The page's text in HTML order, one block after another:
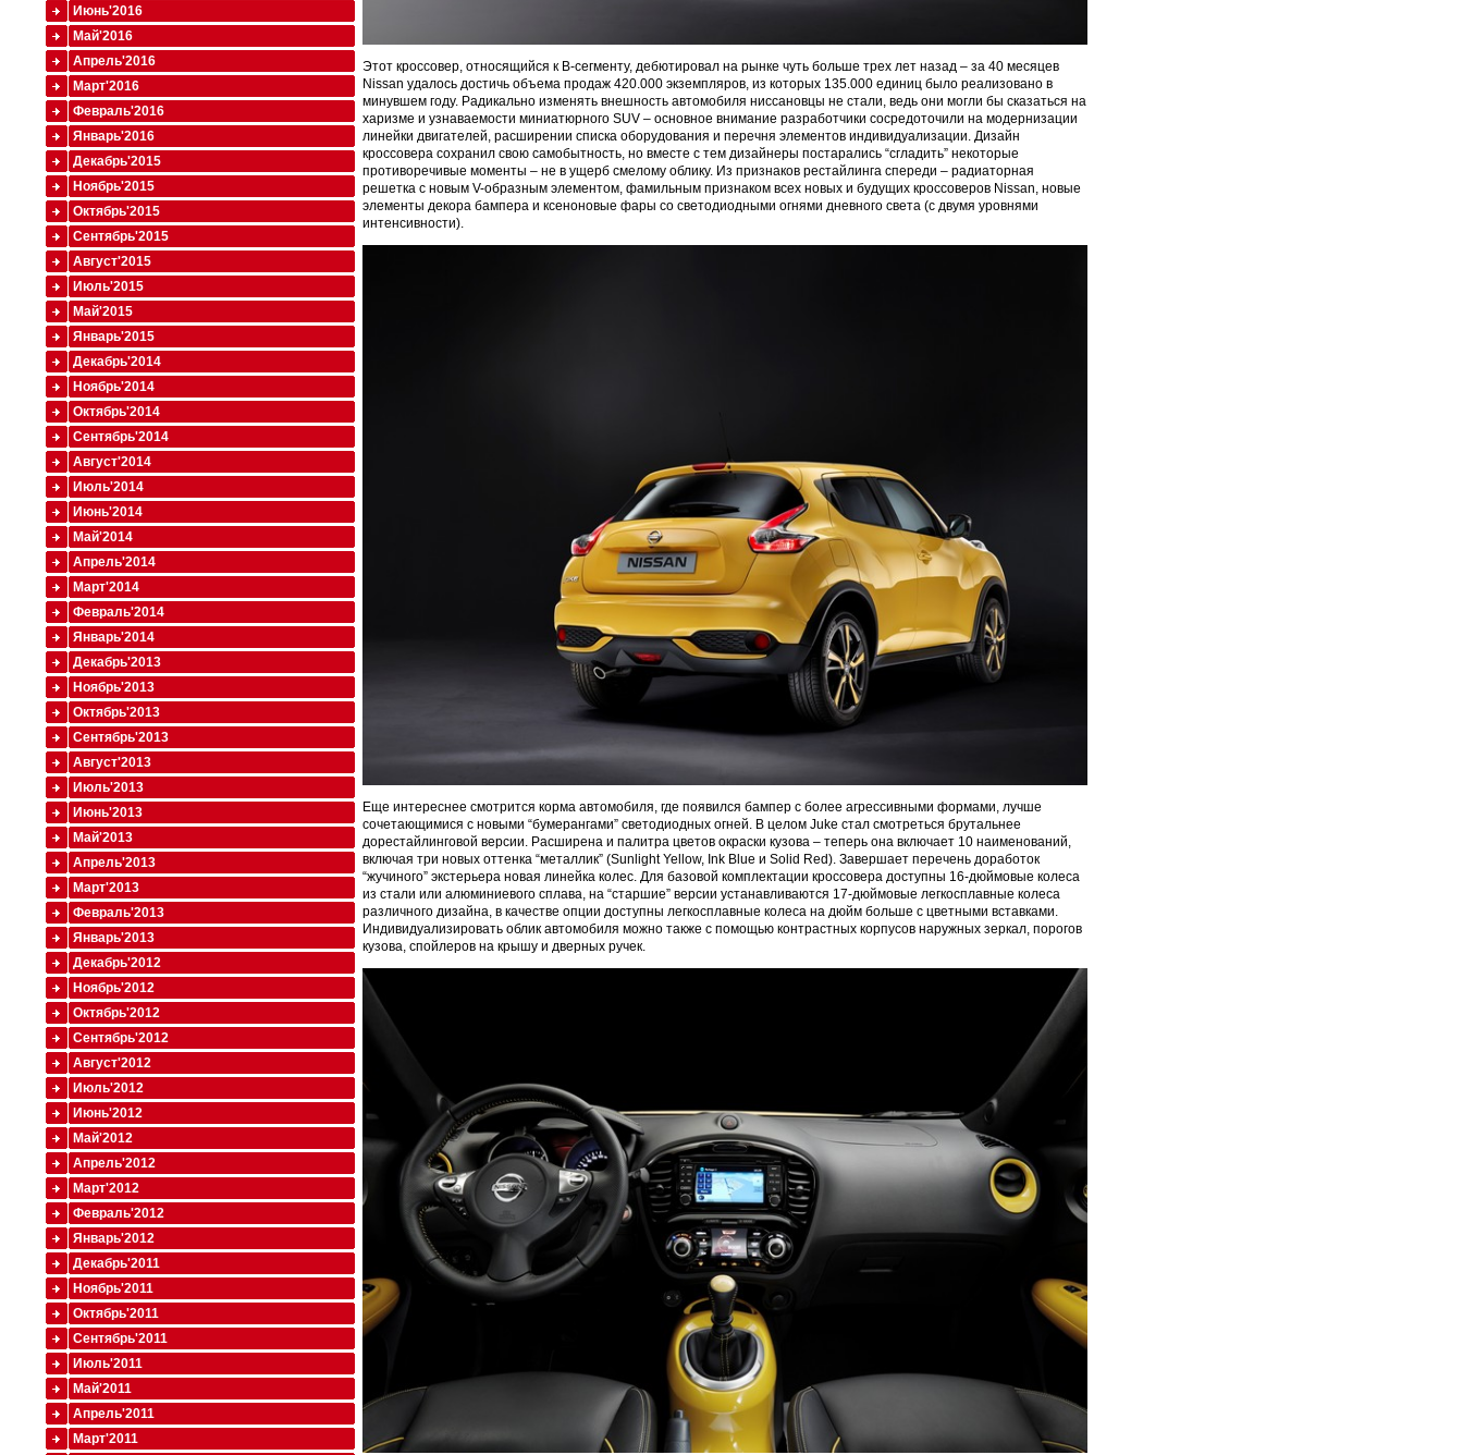
Этот кроссовер, относящийся к B-сегменту, дебютировал на рынке чуть больше трех лет назад – за 40 месяцев
Nissan удалось достичь объема продаж 420.000 экземпляров, из которых 135.000 единиц было реализовано в
минувшем году. Радикально изменять внешность автомобиля ниссановцы не стали, ведь они могли бы сказаться на
харизме и узнаваемости миниатюрного SUV – основное внимание разработчики сосредоточили на модернизации
линейки двигателей, расширении списка оборудования и перечня элементов индивидуализации. Дизайн
кроссовера сохранил свою самобытность, но вместе с тем дизайнеры постарались “сгладить” некоторые
противоречивые моменты – не в ущерб смелому облику. Из признаков рестайлинга спереди – радиаторная
решетка с новым V-образным элементом, фамильным признаком всех новых и будущих кроссоверов Nissan, новые
элементы декора бампера и ксеноновые фары со светодиодными огнями дневного света (с двумя уровнями
интенсивности).
Еще интереснее смотрится корма автомобиля, где появился бампер с более агрессивными формами, лучше
сочетающимися с новыми “бумерангами” светодиодных огней. В целом Juke стал смотреться брутальнее
дорестайлинговой версии. Расширена и палитра цветов окраски кузова – теперь она включает 10 наименований,
включая три новых оттенка “металлик” (Sunlight Yellow, Ink Blue и Solid Red). Завершает перечень доработок
“жучиного” экстерьера новая линейка колес. Для базовой комплектации кроссовера доступны 16-дюймовые колеса
из стали или алюминиевого сплава, на “старшие” версии устанавливаются 17-дюймовые легкосплавные колеса
различного дизайна, в качестве опции доступны легкосплавные колеса на дюйм больше с цветными вставками.
Индивидуализировать облик автомобиля можно также с помощью контрастных корпусов наружных зеркал, порогов
кузова, спойлеров на крышу и дверных ручек.
Июнь'2016
Май'2016
Апрель'2016
Март'2016
Февраль'2016
Январь'2016
Декабрь'2015
Ноябрь'2015
Октябрь'2015
Сентябрь'2015
Август'2015
Июль'2015
Май'2015
Январь'2015
Декабрь'2014
Ноябрь'2014
Октябрь'2014
Сентябрь'2014
Август'2014
Июль'2014
Июнь'2014
Май'2014
Апрель'2014
Март'2014
Февраль'2014
Январь'2014
Декабрь'2013
Ноябрь'2013
Октябрь'2013
Сентябрь'2013
Август'2013
Июль'2013
Июнь'2013
Май'2013
Апрель'2013
Март'2013
Февраль'2013
Январь'2013
Декабрь'2012
Ноябрь'2012
Октябрь'2012
Сентябрь'2012
Август'2012
Июль'2012
Июнь'2012
Май'2012
Апрель'2012
Март'2012
Февраль'2012
Январь'2012
Декабрь'2011
Ноябрь'2011
Октябрь'2011
Сентябрь'2011
Июль'2011
Май'2011
Апрель'2011
Март'2011